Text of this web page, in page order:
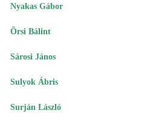
Nyakas Gábor
Õrsi Bálint
Sárosi János
Sulyok Ábris
Surján László